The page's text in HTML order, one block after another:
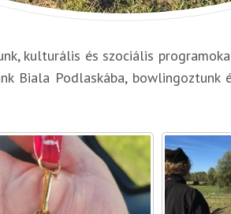
kulturális és szociális
Biala Podlaskába,